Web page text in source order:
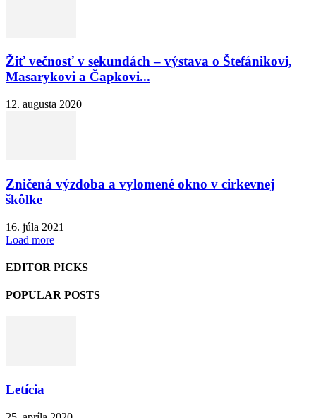
Žiť večnosť v sekundách – výstava o Štefánikovi,
Masarykovi a Čapkovi...
12. augusta 2020
Zničená výzdoba a vylomené okno v cirkevnej
škôlke
16. júla 2021
Load more
EDITOR PICKS
POPULAR POSTS
Letícia